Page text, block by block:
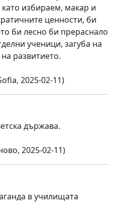
избираем, макар и
ценности, би
би лесно би прераснало
ученици, загуба на
развитието.
2025-02-11)
държава.
2025-02-11)
в училищата